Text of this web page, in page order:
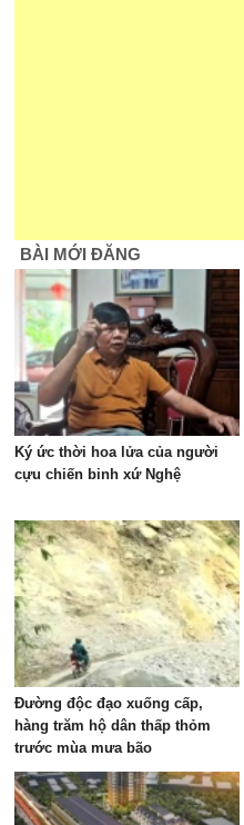
BÀI MỚI ĐĂNG
Ký ức thời hoa lửa của người
cựu chiến binh xứ Nghệ
Đường độc đạo xuống cấp,
hàng trăm hộ dân thấp thỏm
trước mùa mưa bão